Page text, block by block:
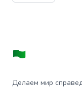
Делаем мир